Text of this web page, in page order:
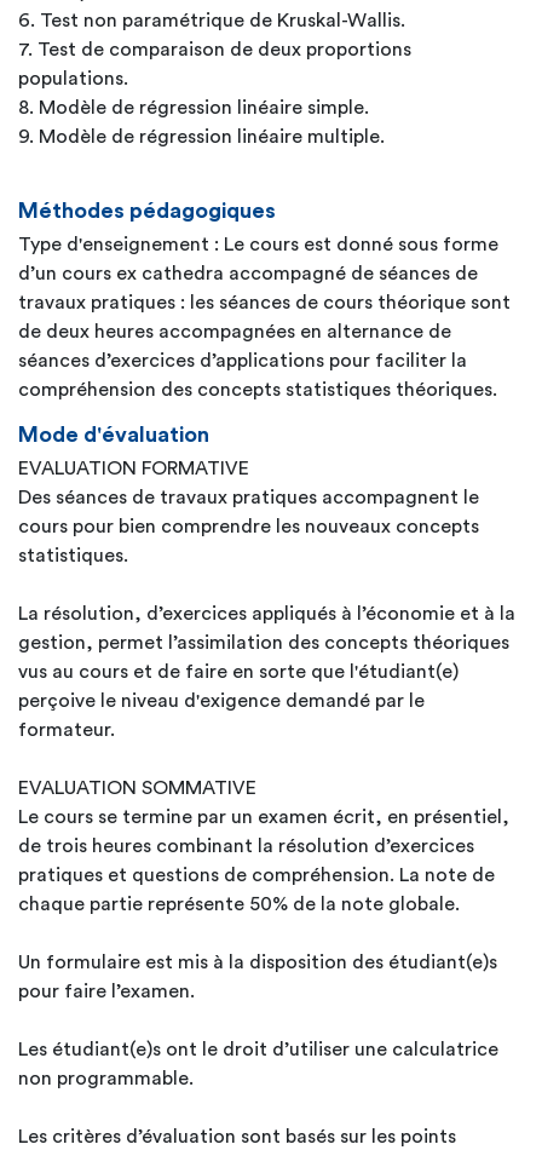
6. Test non paramétrique de Kruskal-Wallis.
7. Test de comparaison de deux proportions
populations.
8. Modèle de régression linéaire simple.
9. Modèle de régression linéaire multiple.
Méthodes pédagogiques
Type d'enseignement : Le cours est donné sous forme
d’un cours ex cathedra accompagné de séances de
travaux pratiques : les séances de cours théorique sont
de deux heures accompagnées en alternance de
séances d’exercices d’applications pour faciliter la
compréhension des concepts statistiques théoriques.
Mode d'évaluation
EVALUATION FORMATIVE
Des séances de travaux pratiques accompagnent le
cours pour bien comprendre les nouveaux concepts
statistiques.
La résolution, d’exercices appliqués à l’économie et à la
gestion, permet l’assimilation des concepts théoriques
vus au cours et de faire en sorte que l'étudiant(e)
perçoive le niveau d'exigence demandé par le
formateur.
EVALUATION SOMMATIVE
Le cours se termine par un examen écrit, en présentiel,
de trois heures combinant la résolution d’exercices
pratiques et questions de compréhension. La note de
chaque partie représente 50% de la note globale.
Un formulaire est mis à la disposition des étudiant(e)s
pour faire l’examen.
Les étudiant(e)s ont le droit d’utiliser une calculatrice
non programmable.
Les critères d’évaluation sont basés sur les points